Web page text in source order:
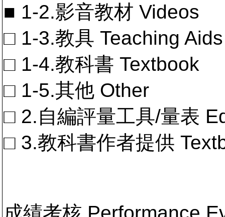
■ 1-2.影音教材 Videos
□ 1-3.教具 Teaching Aids
□ 1-4.教科書 Textbook
□ 1-5.其他 Other
□ 2.自編評量工具/量表
□ 3.教科書作者提供